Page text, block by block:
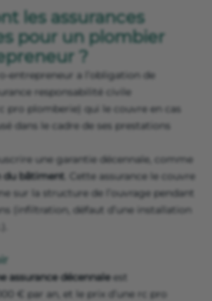
les assurances
pour un plombier
?
entrepreneur a l’obligation de
responsabilité civile
pro plomberie) qui le couvre en cas
dans le cadre de ses prestations
une garantie décennale, comme
du bâtiment . Cette assurance le couvre
sur la structure de l’ouvrage pendant
(infiltration, défaut d’une installation
assurance décennaleest
€ par an, et le prix d’une rc pro